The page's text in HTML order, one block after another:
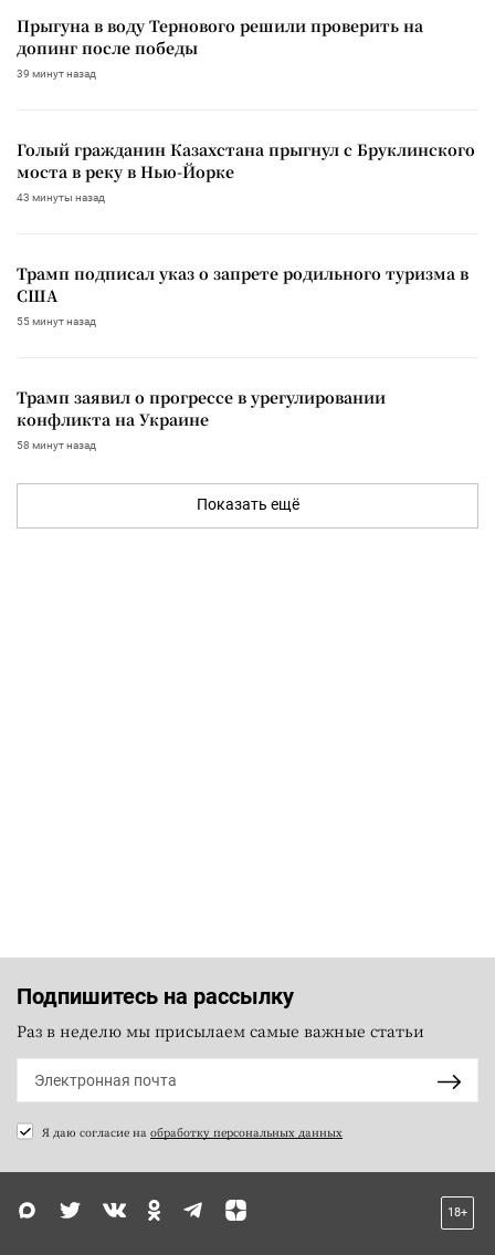
Прыгуна в воду Тернового решили проверить на
допинг после победы
39 минут назад
Голый гражданин Казахстана прыгнул с Бруклинского
моста в реку в Нью-Йорке
43 минуты назад
Трамп подписал указ о запрете родильного туризма в
США
55 минут назад
Трамп заявил о прогрессе в урегулировании
конфликта на Украине
58 минут назад
Показать ещё
Подпишитесь на рассылку
Раз в неделю мы присылаем самые важные статьи
Я даю согласие на обработку персональных данных
18+